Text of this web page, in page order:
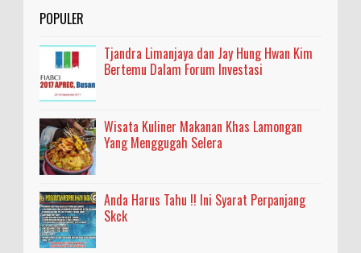
POPULER
Tjandra Limanjaya dan Jay Hung Hwan Kim
Bertemu Dalam Forum Investasi
Wisata Kuliner Makanan Khas Lamongan
Yang Menggugah Selera
Anda Harus Tahu !! Ini Syarat Perpanjang
Skck